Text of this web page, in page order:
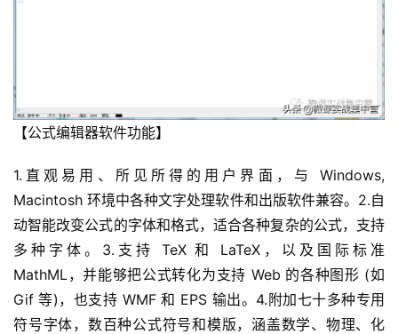
【公式编辑器软件功能】
1.直观易用、所见所得的用户界面，与 Windows,
Macintosh 环境中各种文字处理软件和出版软件兼容。2.自
动智能改变公式的字体和格式，适合各种复杂的公式，支持
多种字体。3.支持 TeX 和 LaTeX，以及国际标准
MathML，并能够把公式转化为支持 Web 的各种图形 (如
Gif 等)，也支持 WMF 和 EPS 输出。4.附加七十多种专用
符号字体，数百种公式符号和模版，涵盖数学、物理、化